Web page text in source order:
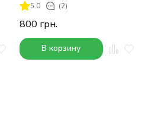
5.0 (2)
800 грн.
В корзину